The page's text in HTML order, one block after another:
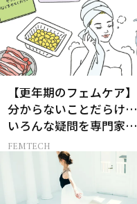
【更年期のフェムケア】
分からないことだらけ…
いろんな疑問を専門家に
聞いてみた
FEMTECH